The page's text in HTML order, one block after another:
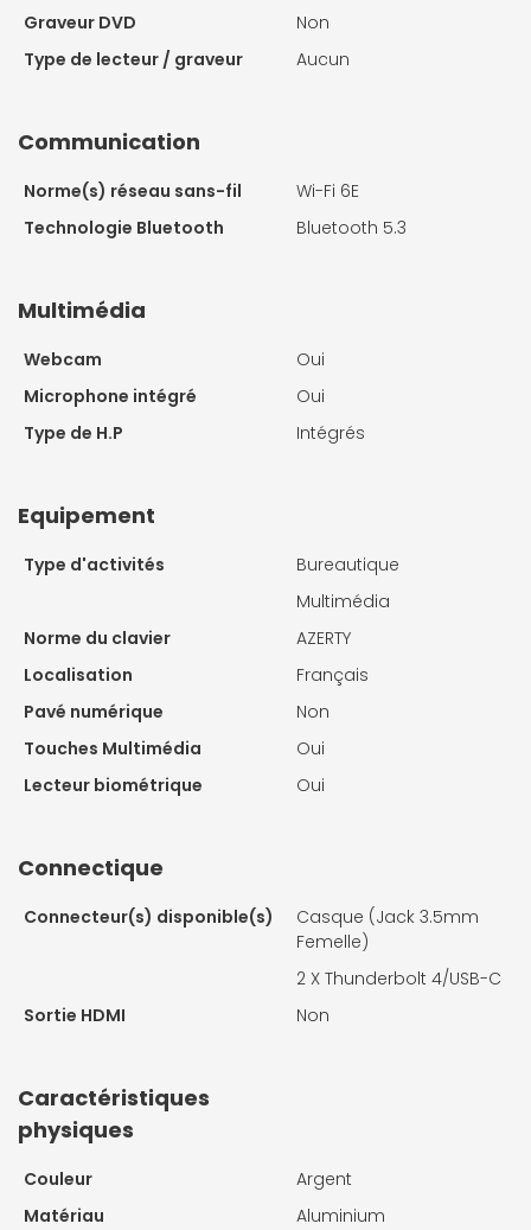
Graveur DVD
Non
Type de lecteur / graveur
Aucun
Communication
Norme(s) réseau sans-fil
Wi-Fi 6E
Technologie Bluetooth
Bluetooth 5.3
Multimédia
Webcam
Oui
Microphone intégré
Oui
Type de H.P
Intégrés
Equipement
Type d'activités
Bureautique
Multimédia
Norme du clavier
AZERTY
Localisation
Français
Pavé numérique
Non
Touches Multimédia
Oui
Lecteur biométrique
Oui
Connectique
Connecteur(s) disponible(s)
Casque (Jack 3.5mm
Femelle)
2 X Thunderbolt 4/USB-C
Sortie HDMI
Non
Caractéristiques
physiques
Couleur
Argent
Matériau
Aluminium